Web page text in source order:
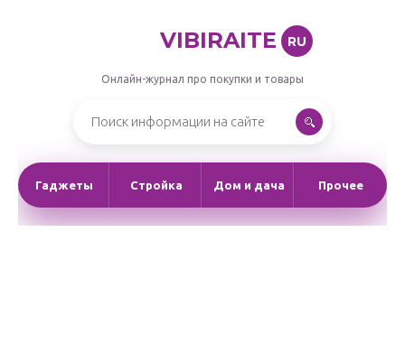
VIBIRAITE RU
Онлайн-журнал про покупки и товары
Гаджеты Стройка Дом и дача Прочее